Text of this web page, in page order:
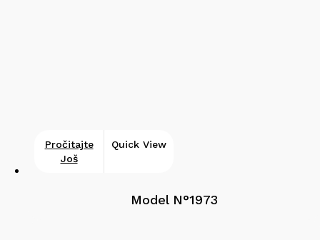
Pročitajte
Još
Quick View
Model N°1973